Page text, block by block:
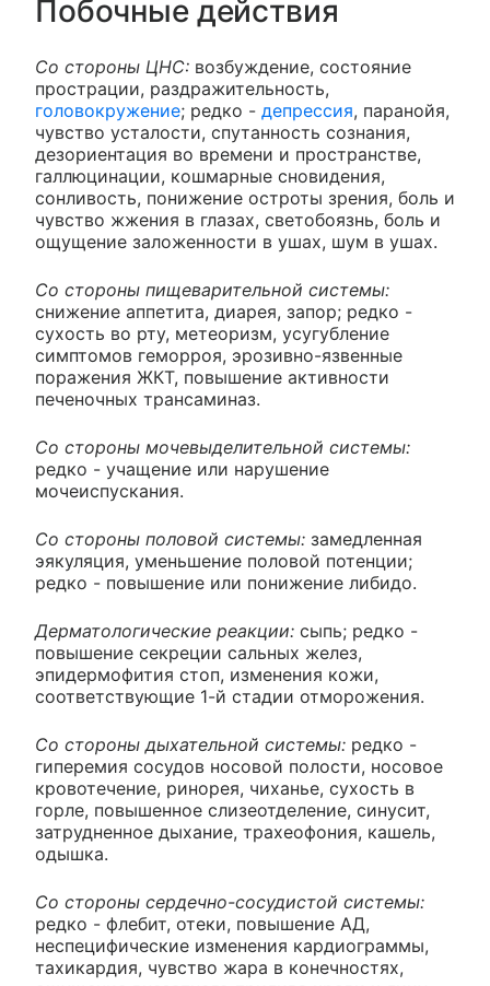
Побочные действия
Со стороны ЦНС: возбуждение, состояние
прострации, раздражительность,
головокружение; редко - депрессия, паранойя,
чувство усталости, спутанность сознания,
дезориентация во времени и пространстве,
галлюцинации, кошмарные сновидения,
сонливость, понижение остроты зрения, боль и
чувство жжения в глазах, светобоязнь, боль и
ощущение заложенности в ушах, шум в ушах.
Со стороны пищеварительной системы:
снижение аппетита, диарея, запор; редко -
сухость во рту, метеоризм, усугубление
симптомов геморроя, эрозивно-язвенные
поражения ЖКТ, повышение активности
печеночных трансаминаз.
Со стороны мочевыделительной системы:
редко - учащение или нарушение
мочеиспускания.
Со стороны половой системы: замедленная
эякуляция, уменьшение половой потенции;
редко - повышение или понижение либидо.
Дерматологические реакции: сыпь; редко -
повышение секреции сальных желез,
эпидермофития стоп, изменения кожи,
соответствующие 1-й стадии отморожения.
Со стороны дыхательной системы: редко -
гиперемия сосудов носовой полости, носовое
кровотечение, ринорея, чиханье, сухость в
горле, повышенное слизеотделение, синусит,
затрудненное дыхание, трахеофония, кашель,
одышка.
Со стороны сердечно-сосудистой системы:
редко - флебит, отеки, повышение АД,
неспецифические изменения кардиограммы,
тахикардия, чувство жара в конечностях,